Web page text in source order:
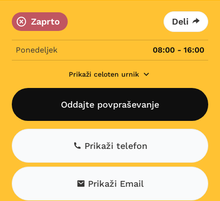
Zaprto Deli
Ponedeljek 08:00 - 16:00
Prikaži celoten urnik
Oddajte povpraševanje
Prikaži telefon
Prikaži Email